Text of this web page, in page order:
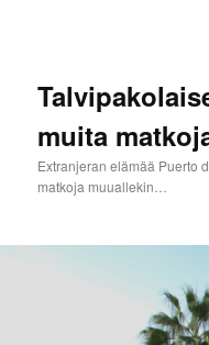
muita
Extranjeran elämää Puerto
matkoja muuallekin…